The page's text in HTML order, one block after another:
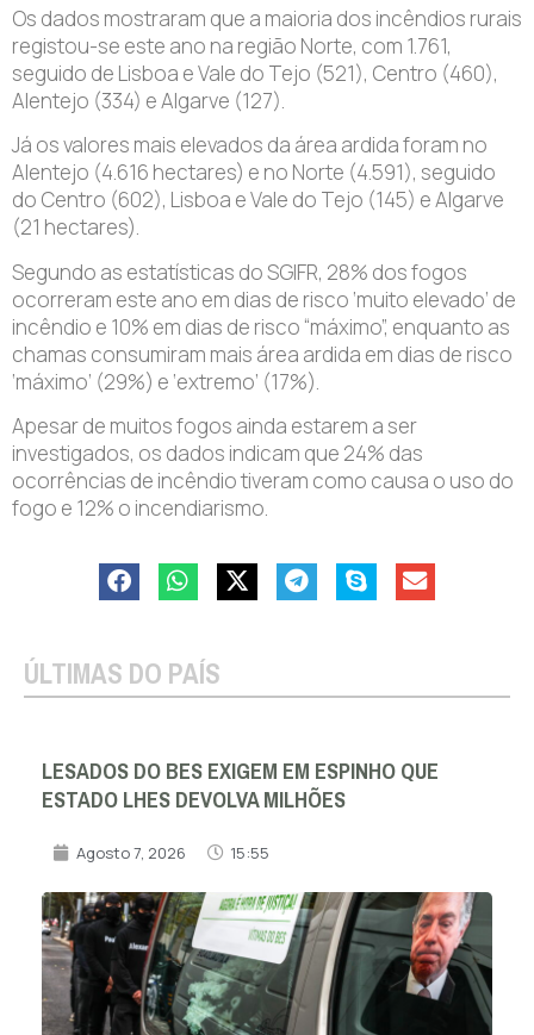
Os dados mostraram que a maioria dos incêndios rurais
registou-se este ano na região Norte, com 1.761,
seguido de Lisboa e Vale do Tejo (521), Centro (460),
Alentejo (334) e Algarve (127).
Já os valores mais elevados da área ardida foram no
Alentejo (4.616 hectares) e no Norte (4.591), seguido
do Centro (602), Lisboa e Vale do Tejo (145) e Algarve
(21 hectares).
Segundo as estatísticas do SGIFR, 28% dos fogos
ocorreram este ano em dias de risco ‘muito elevado’ de
incêndio e 10% em dias de risco “máximo”, enquanto as
chamas consumiram mais área ardida em dias de risco
‘máximo’ (29%) e ‘extremo’ (17%).
Apesar de muitos fogos ainda estarem a ser
investigados, os dados indicam que 24% das
ocorrências de incêndio tiveram como causa o uso do
fogo e 12% o incendiarismo.
ÚLTIMAS DO PAÍS
LESADOS DO BES EXIGEM EM ESPINHO QUE
ESTADO LHES DEVOLVA MILHÕES
Agosto 7, 2026 15:55